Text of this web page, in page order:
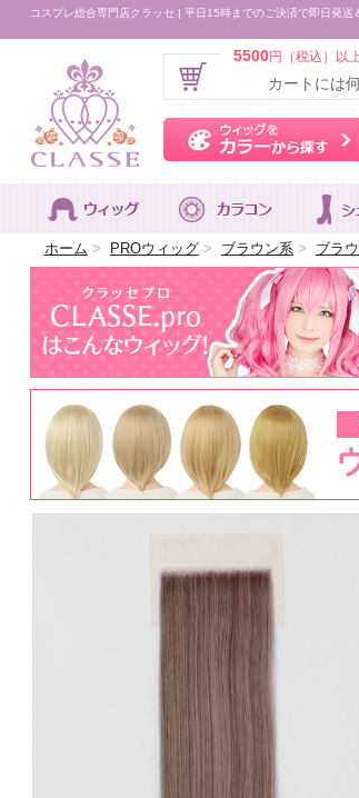
コスプレ総合専門店クラッセ | 平日15時までのご決済で即日発送
5500円（税込）以
カートには
ホーム > PROウィッグ > ブラウン系 > ブラ